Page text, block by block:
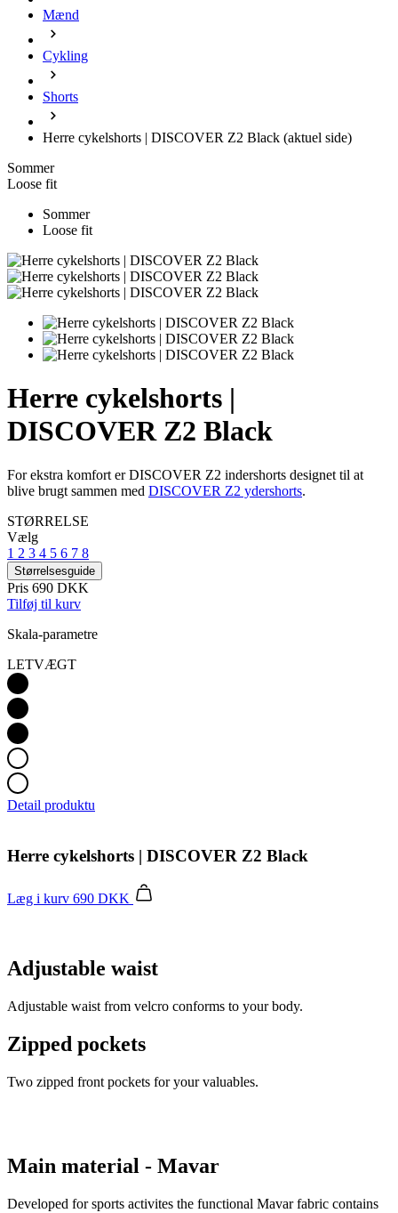
Mænd
Cykling
Shorts
Herre cykelshorts | DISCOVER Z2 Black (aktuel side)
Sommer
Loose fit
Sommer
Loose fit
Herre cykelshorts |
DISCOVER Z2 Black
For ekstra komfort er DISCOVER Z2 indershorts designet til at
blive brugt sammen med DISCOVER Z2 ydershorts.
STØRRELSE
Vælg
1 2 3 4 5 6 7 8
Størrelsesguide
Pris 690 DKK
Tilføj til kurv
Skala-parametre
LETVÆGT
Detail produktu
Herre cykelshorts | DISCOVER Z2 Black
Læg i kurv 690 DKK
Adjustable waist
Adjustable waist from velcro conforms to your body.
Zipped pockets
Two zipped front pockets for your valuables.
Main material - Mavar
Developed for sports activites the functional Mavar fabric contains